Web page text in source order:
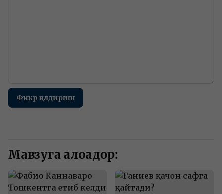
Фикр қолдириш
Мавзуга алоқадор: